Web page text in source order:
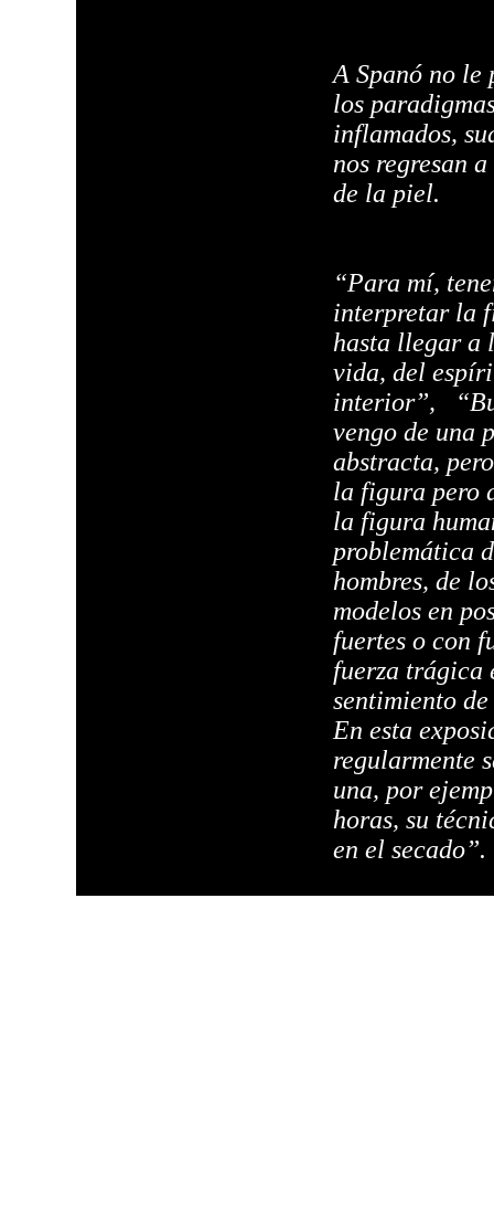
A Spanó no le
los
inflamados,
nos regresan
de la piel.
“Para mí,
interpretar la
hasta llegar a
vida, del
interior”,
vengo de una
abstracta,
la figura pero
la figura
problemática
hombres, de
modelos en
fuertes o con
fuerza trágica
sentimiento
En esta
regularmente
una, por
horas, su
en el secado”.